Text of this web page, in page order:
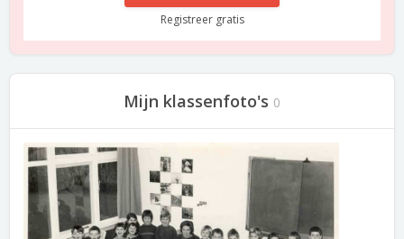
Registreer gratis
Mijn klassenfoto's 0